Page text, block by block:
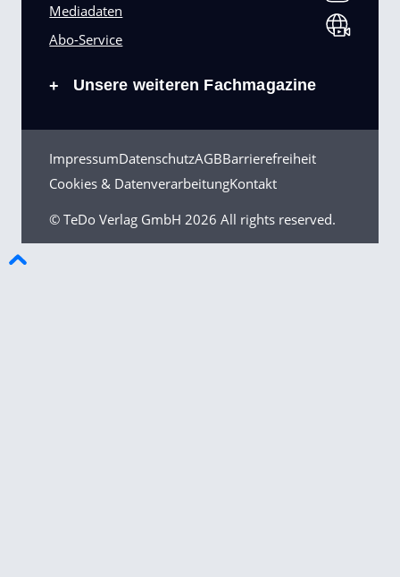
Mediadaten
Abo-Service
+ Unsere weiteren Fachmagazine
ImpressumDatenschutzAGBBarrierefreiheit
Cookies & DatenverarbeitungKontakt
© TeDo Verlag GmbH 2026 All rights reserved.